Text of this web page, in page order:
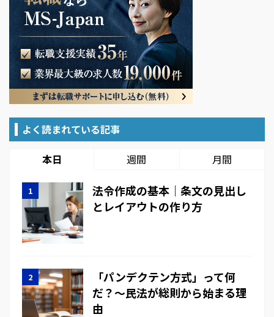
よく読まれている記事
本日 週間 月間
法令作成の基本｜条文の見出し
とレイアウトの作り方
「パンデクテン方式」って何
だ？～民法が総則から始まる理
由